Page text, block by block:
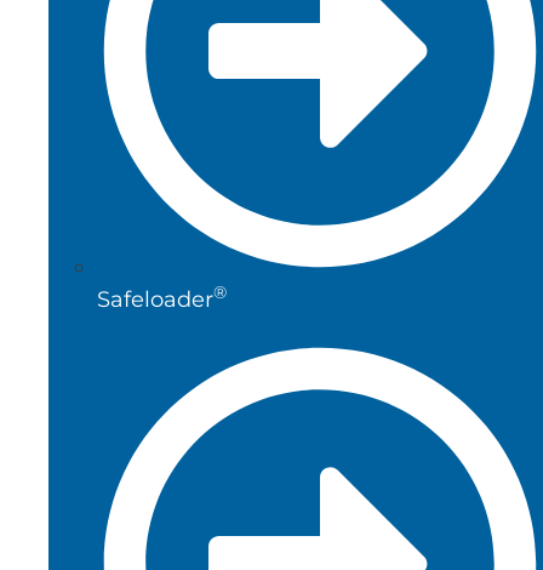
Safeloader®